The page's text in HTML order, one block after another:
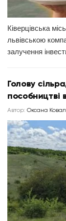
Ківерцівська
львівською
залучення
Голову
пособництві
Автор: Оксана